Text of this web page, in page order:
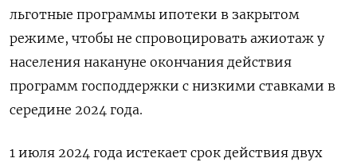
льготные программы ипотеки в закрытом
режиме, чтобы не спровоцировать ажиотаж у
населения накануне окончания действия
программ господдержки с низкими ставками в
середине 2024 года.
1 июля 2024 года истекает срок действия двух